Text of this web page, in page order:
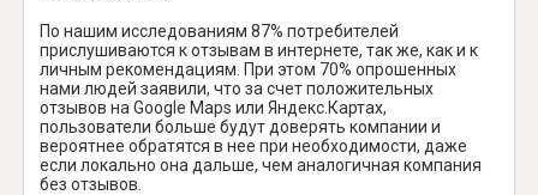
По нашим исследованиям 87% потребителей
прислушиваются к отзывам в интернете, так же, как и к
личным рекомендациям. При этом 70% опрошенных
нами людей заявили, что за счет положительных
отзывов на Google Maps или Яндекс.Картах,
пользователи больше будут доверять компании и
вероятнее обратятся в нее при необходимости, даже
если локально она дальше, чем аналогичная компания
без отзывов.